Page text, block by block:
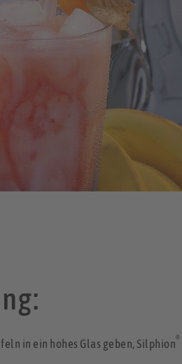
in ein hohes Glas geben, Silphion®